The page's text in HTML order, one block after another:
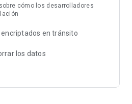
sobre cómo los desarrolladores
encriptados en tránsito
los datos